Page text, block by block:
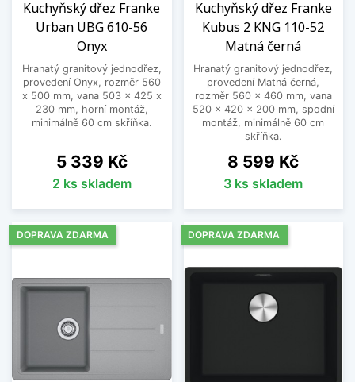
Kuchyňský dřez Franke
Urban UBG 610-56
Onyx
Hranatý granitový jednodřez,
provedení Onyx, rozměr 560
x 500 mm, vana 503 x 425 x
230 mm, horní montáž,
minimálně 60 cm skříňka.
Cena
5 339 Kč
2 ks skladem
Kuchyňský dřez Franke
Kubus 2 KNG 110-52
Matná černá
Hranatý granitový jednodřez,
provedení Matná černá,
rozměr 560 x 460 mm, vana
520 x 420 x 200 mm, spodní
montáž, minimálně 60 cm
skříňka.
Cena
8 599 Kč
3 ks skladem
DOPRAVA ZDARMA DOPRAVA ZDARMA